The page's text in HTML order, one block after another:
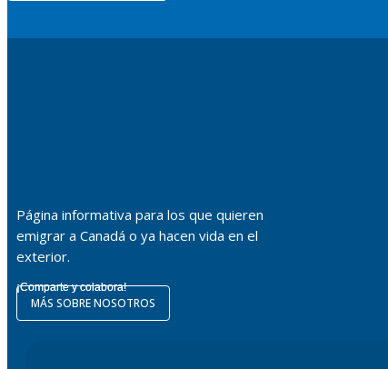
Página informativa para los que quieren
emigrar a Canadá o ya hacen vida en el
exterior.
¡Comparte y colabora!
MÁS SOBRE NOSOTROS